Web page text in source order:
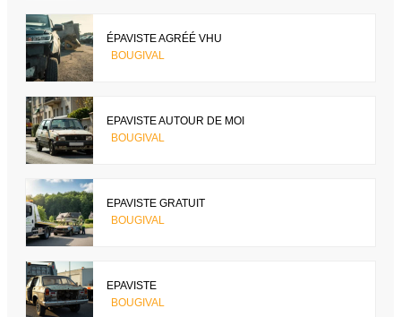
ÉPAVISTE AGRÉÉ VHU
BOUGIVAL
EPAVISTE AUTOUR DE MOI
BOUGIVAL
EPAVISTE GRATUIT
BOUGIVAL
EPAVISTE
BOUGIVAL